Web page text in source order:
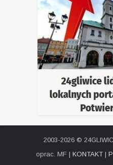
2003-2026 ©
oprac. MF | KONTAKT|